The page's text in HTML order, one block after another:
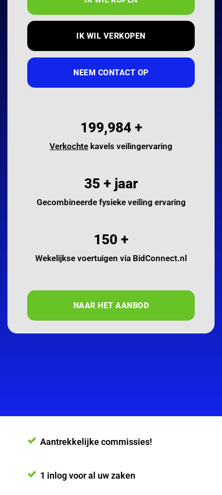
IK WIL VERKOPEN
NEEM CONTACT OP
200,000+
Verkochte kavels veilingervaring
35 + jaar
Gecombineerde fysieke veiling ervaring
150 +
Wekelijkse voertuigen via BidConnect.nl
NAAR HET AANBOD
Aantrekkelijke commissies!
1 inlog voor al uw zaken